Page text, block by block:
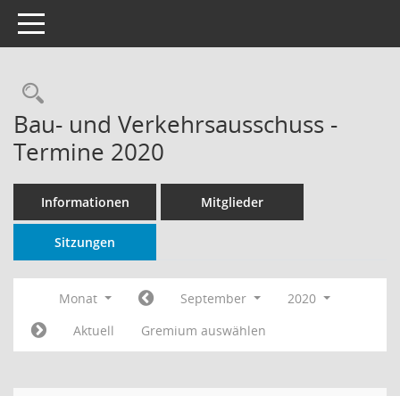
Toggle navigation
Rechercheauswahl
Bau- und Verkehrsausschuss -
Termine 2020
Informationen Mitglieder
Sitzungen
Monat September
2020
Aktuell
Gremium auswählen